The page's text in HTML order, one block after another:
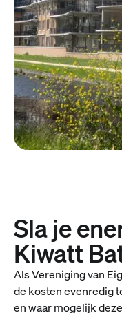
Sla je
Kiwatt
Als Vereniging van
de kosten evenredig
en waar mogelijk